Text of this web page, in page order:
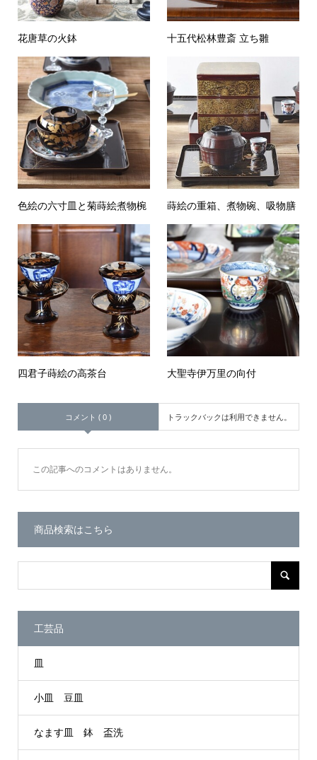
花唐草の火鉢 十五代松林豊斎 立ち雛
色絵の六寸皿と菊蒔絵煮物椀 蒔絵の重箱、煮物碗、吸物膳
四君子蒔絵の高茶台 大聖寺伊万里の向付
コメント ( 0 ) トラックバックは利用できません。
この記事へのコメントはありません。
商品検索はこちら
工芸品
皿
小皿 豆皿
なます皿 鉢 盃洗